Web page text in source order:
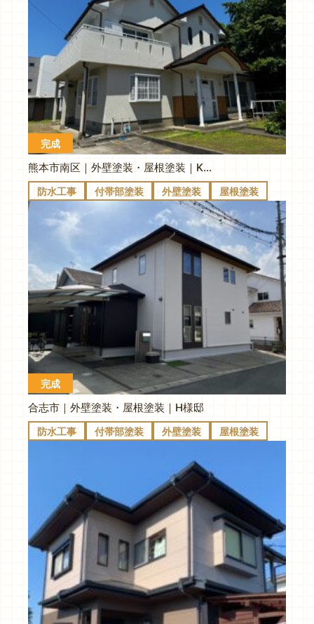
完成
熊本市南区｜外壁塗装・屋根塗装｜K様邸
防水工事 付帯部塗装 外壁塗装 屋根塗装
完成
合志市｜外壁塗装・屋根塗装｜H様邸
防水工事 付帯部塗装 外壁塗装 屋根塗装